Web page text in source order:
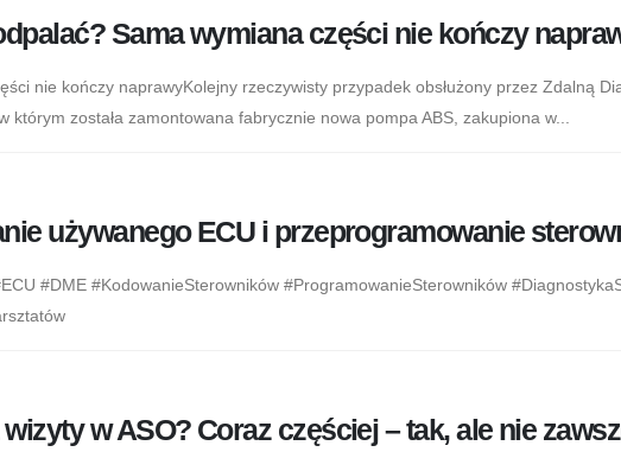
Sama wymiana części nie kończy
nie kończy naprawyKolejny rzeczywisty przypadek obsłużony przez Zdalną
została zamontowana fabrycznie nowa pompa ABS, zakupiona w...
używanego ECU i przeprogramowanie
#DME #KodowanieSterowników #ProgramowanieSterowników
w ASO? Coraz częściej – tak, ale nie